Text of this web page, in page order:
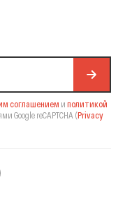
соглашением и политикой
Google reCAPTCHA (Privacy